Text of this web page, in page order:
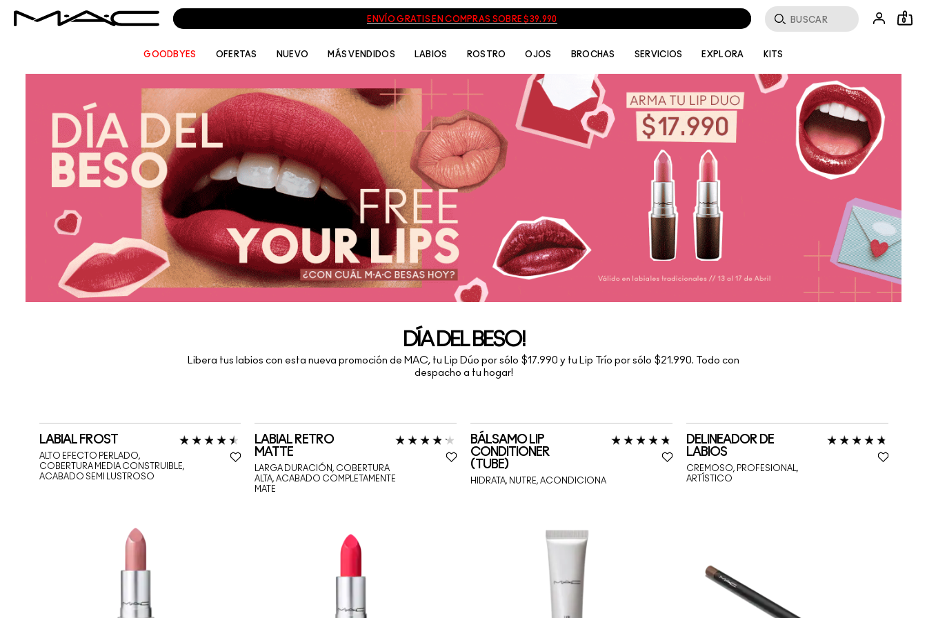
ENVÍO GRATIS EN COMPRAS SOBRE $39.990
Buscar
0
GOODBYES OFERTAS NUEVO MÁS VENDIDOS LABIOS ROSTRO OJOS BROCHAS SERVICIOS EXPLORA KITS
DÍA DEL BESO!
Libera tus labios con esta nueva promoción de MAC, tu Lip Dúo por sólo $17.990 y tu Lip Trío por sólo $21.990. Todo con
despacho a tu hogar!
LABIAL FROST
ALTO EFECTO PERLADO,
COBERTURA MEDIA CONSTRUIBLE,
ACABADO SEMI LUSTROSO
LABIAL RETRO
MATTE
LARGA DURACIÓN, COBERTURA
ALTA, ACABADO COMPLETAMENTE
MATE
BÁLSAMO LIP
CONDITIONER
(TUBE)
HIDRATA, NUTRE, ACONDICIONA
DELINEADOR DE
LABIOS
CREMOSO, PROFESIONAL,
ARTÍSTICO